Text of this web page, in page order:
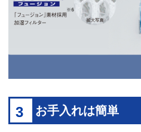
3 お手入れは簡単